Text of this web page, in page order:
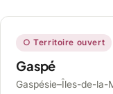
○ Territoire ouvert
Gaspé
Gaspésie–Îles-de-la-